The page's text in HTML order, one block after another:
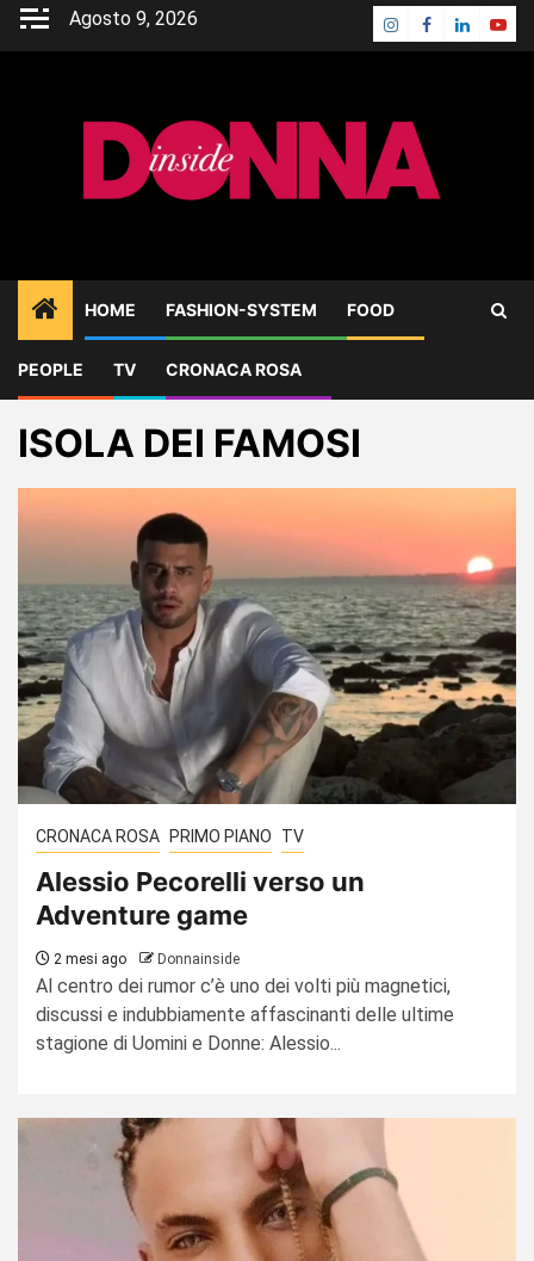
Skip
Agosto 9, 2026 Instagram
Facebook
Linkedin
HOME FASHION-SYSTEM FOOD
PEOPLE TV CRONACA ROSA
Home Blog ISOLA DEI FAMOSI
ISOLA DEI FAMOSI
CRONACA ROSA PRIMO PIANO TV
Alessio Pecorelli verso un
Adventure game
2 mesi ago Donnainside
Al centro dei rumor c’è uno dei volti più magnetici,
discussi e indubbiamente affascinanti delle ultime
stagione di Uomini e Donne: Alessio...